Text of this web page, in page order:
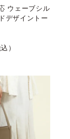
ウェーブシル
デザイントー
）